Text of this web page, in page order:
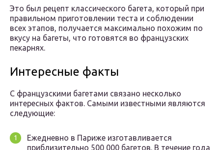
Это был рецепт классического багета, который при
правильном приготовлении теста и соблюдении
всех этапов, получается максимально похожим по
вкусу на багеты, что готовятся во французских
пекарнях.
Интересные факты
С французскими багетами связано несколько
интересных фактов. Самыми известными являются
следующие:
Ежедневно в Париже изготавливается
приблизительно 500 000 багетов. В течение года